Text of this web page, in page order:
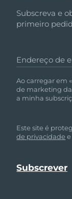
Subscreva e
primeiro
Endereço de
Ao carregar em
de marketing da
a minha
Este site é
de privacidade